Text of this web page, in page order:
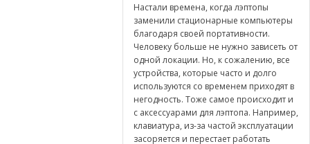
Настали времена, когда лэптопы
заменили стационарные компьютеры
благодаря своей портативности.
Человеку больше не нужно зависеть от
одной локации. Но, к сожалению, все
устройства, которые часто и долго
используются со временем приходят в
негодность. Тоже самое происходит и
с аксессуарами для лэптопа. Например,
клавиатура, из-за частой эксплуатации
засоряется и перестает работать